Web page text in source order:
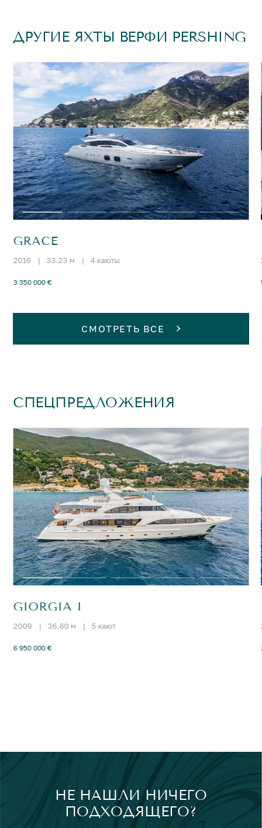
ДРУГИЕ ЯХТЫ ВЕРФИ PERSHING
GRACE
2016 | 33.23 м | 4 каюты
3 350 000 €
СМОТРЕТЬ ВСЕ
СПЕЦПРЕДЛОЖЕНИЯ
GIORGIA I
2009 | 36.60 м | 5 кают
6 950 000 €
НЕ НАШЛИ НИЧЕГО
ПОДХОДЯЩЕГО?